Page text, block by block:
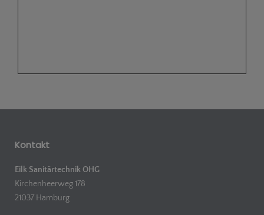
Kontakt
Eilk Sanitärtechnik OHG
Kirchenheerweg 178
21037 Hamburg